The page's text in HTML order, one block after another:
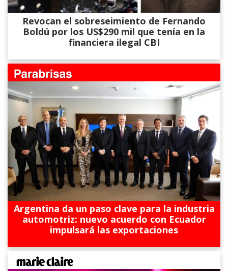
Revocan el sobreseimiento de Fernando
Boldú por los US$290 mil que tenía en la
financiera ilegal CBI
Argentina da un paso clave para la industria
automotriz: nuevo acuerdo con Ecuador
impulsará las exportaciones